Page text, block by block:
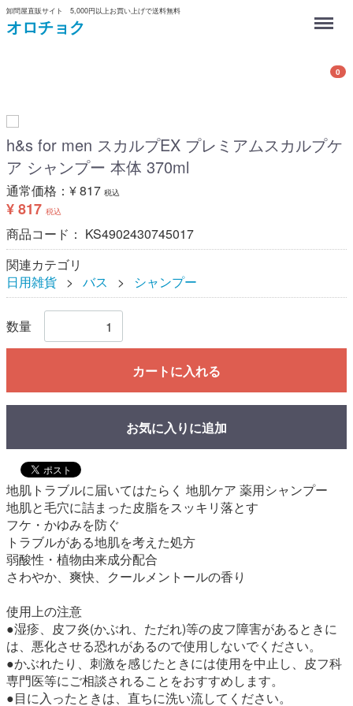
卸問屋直販サイト 5,000円以上お買い上げで送料無料
オロチョク
0
Menu
h&s for men スカルプEX プレミアムスカルプケ
ア シャンプー 本体 370ml
通常価格： ¥ 817 税込
¥ 817 税込
商品コード： KS4902430745017
関連カテゴリ
日用雑貨
バス シャンプー
数量
カートに入れる
お気に入りに追加
地肌トラブルに届いてはたらく 地肌ケア 薬用シャンプー
地肌と毛穴に詰まった皮脂をスッキリ落とす
フケ・かゆみを防ぐ
トラブルがある地肌を考えた処方
弱酸性・植物由来成分配合
さわやか、爽快、クールメントールの香り
使用上の注意
●湿疹、皮フ炎(かぶれ、ただれ)等の皮フ障害があるときに
は、悪化させる恐れがあるので使用しないでください。
●かぶれたり、刺激を感じたときには使用を中止し、皮フ科
専門医等にご相談されることをおすすめします。
●目に入ったときは、直ちに洗い流してください。